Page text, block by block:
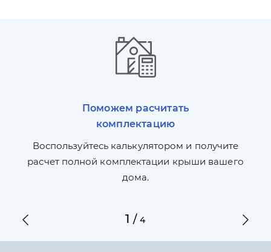
Поможем расчитать
комплектацию
Воспользуйтесь калькулятором и получите
расчет полной комплектации крыши вашего
дома.
1 /4